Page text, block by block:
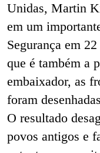
Unidas, Martin
em um
Segurança em
que é também a
embaixador, as
foram
O resultado
povos antigos e